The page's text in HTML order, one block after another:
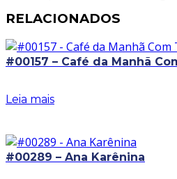
RELACIONADOS
#00157 – Café da Manhã
Leia mais
#00289 – Ana Karênina